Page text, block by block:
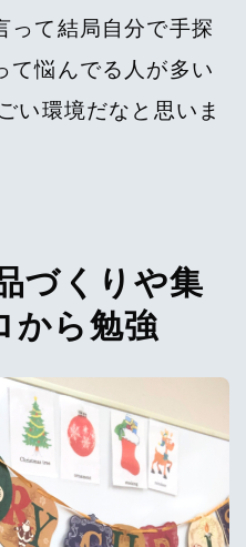
って結局自分で手探
て悩んでる人が多い
い環境だなと思いま
づくりや集
から勉強